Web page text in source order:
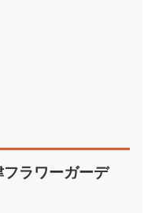
ラワーガーデ